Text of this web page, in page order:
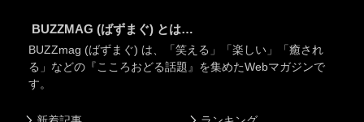
BUZZMAG (ばずまぐ) とは…
BUZZmag (ばずまぐ) は、「笑える」「楽しい」「癒され
る」などの『こころおどる話題』を集めたWebマガジンで
す。